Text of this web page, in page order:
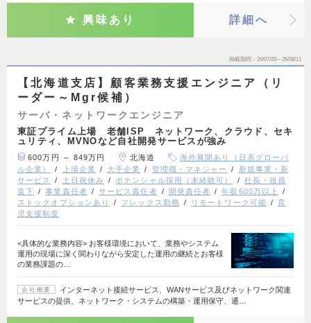
興味あり 詳細へ
掲載期間 26/07/29～26/08/11
【北海道支店】顧客業務支援エンジニア（リ
ーダー～Mgr候補）
サーバ・ネットワークエンジニア
東証プライム上場 老舗ISP ネットワーク、クラウド、セキ
ュリティ、MVNOなど自社開発サービスが強み
600万円 ～ 849万円 北海道
海外展開あり（日系グローバ
ル企業）
上場企業 大手企業 管理職・マネジャー
新規事業・新
サービス
土日祝休み ポテンシャル採用（未経験可）
社長・役員
直下
事業責任者 サービス責任者 開発責任者
年収600万以上
ストックオプションあり
フレックス勤務 リモートワーク可能
育
児支援制度
<具体的な業務内容> お客様環境において、業務やシステム
運用の現場に深く関わりながら安定した運用の継続とお客様
の業務課題の…
会社概要
インターネット接続サービス、WANサービス及びネットワーク関連
サービスの提供、ネットワーク・システムの構築・運用保守、通…